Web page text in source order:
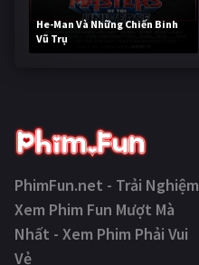
He-Man Và Những Chiến Binh
Vũ Trụ
238,953 lượt xem
PhimFun.net - Trải Nghiệm
Xem Phim Fun Mượt Mà
Nhất - Xem Phim Phải Vui
Vẻ